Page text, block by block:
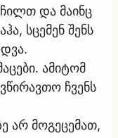
და მაინც
სცემენ შენს
ამიტომ
ჩვენს
არ მოგეცემათ,